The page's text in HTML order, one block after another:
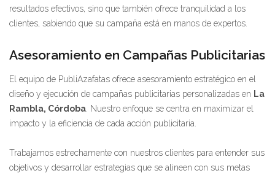
resultados efectivos, sino que también ofrece tranquilidad a los
clientes, sabiendo que su campaña está en manos de expertos.
Asesoramiento en Campañas Publicitarias
El equipo de PubliAzafatas ofrece asesoramiento estratégico en el
diseño y ejecución de campañas publicitarias personalizadas en La
Rambla, Córdoba . Nuestro enfoque se centra en maximizar el
impacto y la eficiencia de cada acción publicitaria.
Trabajamos estrechamente con nuestros clientes para entender sus
objetivos y desarrollar estrategias que se alineen con sus metas